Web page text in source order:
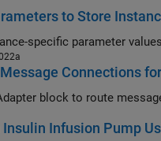
to Store
specific parameter
Connections
block to route
Insulin Infusion Pump